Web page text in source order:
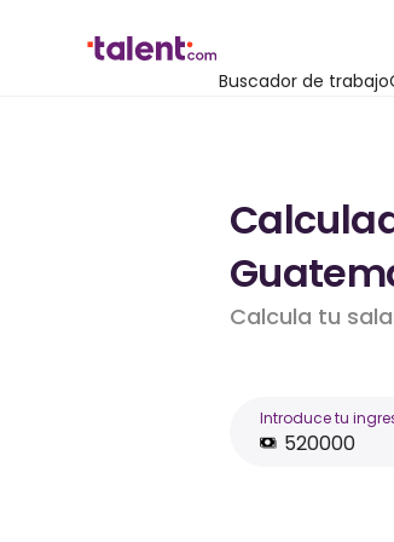
Buscador de trabajo
Calcula tu
Introduce tu